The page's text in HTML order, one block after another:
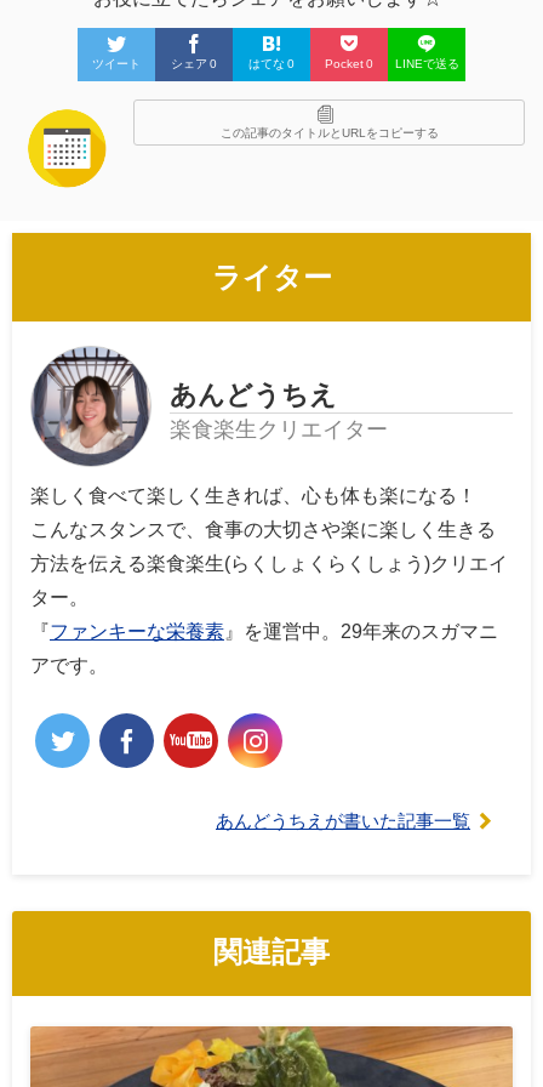
ツイート シェア 0 はてな 0 Pocket0 LINEで送る
この記事のタイトルとURLをコピーする
ライター
あんどうちえ
楽食楽生クリエイター
楽しく食べて楽しく生きれば、心も体も楽になる！
こんなスタンスで、食事の大切さや楽に楽しく生きる
方法を伝える楽食楽生(らくしょくらくしょう)クリエイ
ター。
『ファンキーな栄養素 』を運営中。29年来のスガマニ
アです。
あんどうちえが書いた記事一覧
関連記事